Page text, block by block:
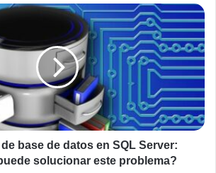
base de datos en SQL Server:
solucionar este problema?